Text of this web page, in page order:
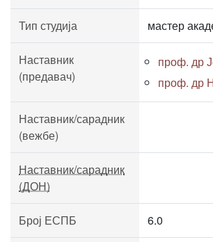
Тип студија мастер
Наставник
(предавач)
проф. др
проф. др
Наставник/сарадник
(вежбе)
Наставник/сарадник
(ДОН)
Број ЕСПБ 6.0